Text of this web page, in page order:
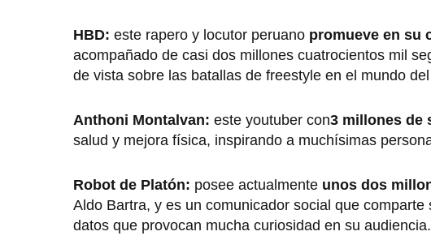
HBD: este rapero y locutor peruano promueve en su
acompañado de casi dos millones cuatrocientos mil
de vista sobre las batallas de freestyle en el mundo
Anthoni Montalvan: este youtuber con3 millones de
salud y mejora física, inspirando a muchísimas
Robot de Platón: posee actualmente unos dos
Aldo Bartra, y es un comunicador social que
datos que provocan mucha curiosidad en su audiencia.